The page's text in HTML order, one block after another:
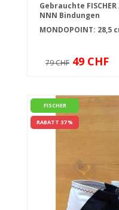
Gebrauchte
NNN Bindungen
MONDOPOINT: 28,5
79 CHF 49 CHF
FISCHER
RABATT 37 %